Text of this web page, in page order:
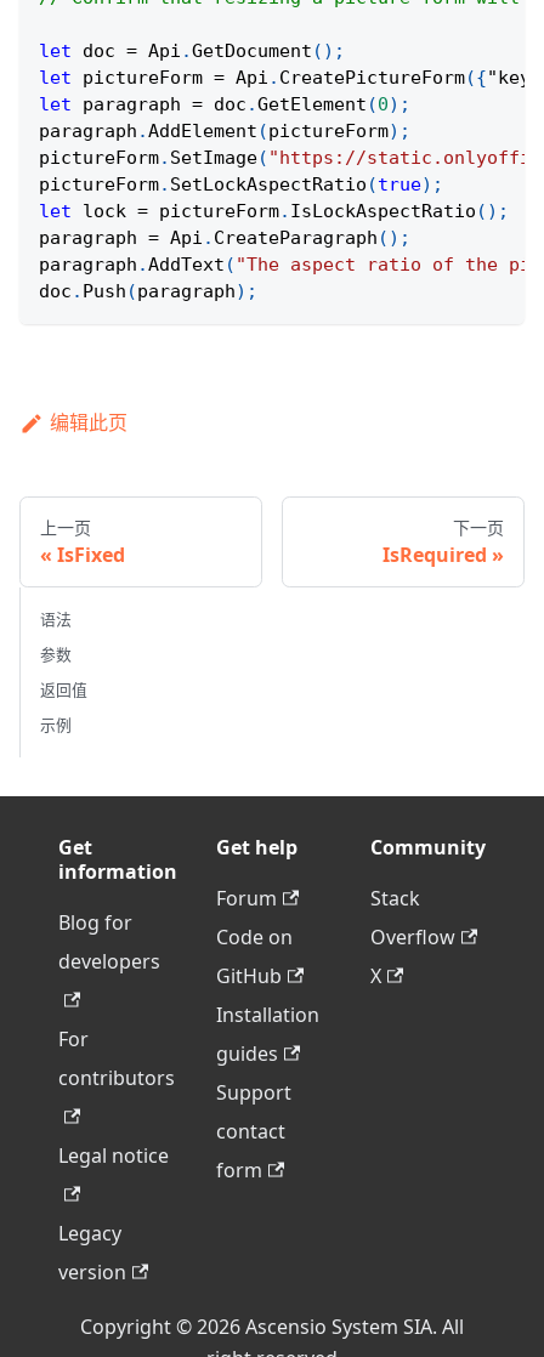
let doc = Api .GetDocument ( ) ;
let pictureForm = Api . CreatePictureForm({"key"
let paragraph = doc .GetElement (0) ;
paragraph .AddElement (pictureForm) ;
pictureForm. SetImage( "https://
pictureForm. SetLockAspectRatio (true) ;
let lock = pictureForm. IsLockAspectRatio ( ) ;
paragraph = Api . CreateParagraph ( ) ;
paragraph .AddText ( "The aspect ratio of the
doc . Push (paragraph) ;
编辑此页
上一页
IsFixed
下一页
IsRequired
语法
参数
返回值
示例
Get
information
Blog for
developers
For
contributors
Legal notice
Legacy
version
Get help
Forum
Code on
GitHub
Installation
guides
Support
contact
form
Community
Stack
Overflow
X
Copyright © 2026 Ascensio System SIA. All